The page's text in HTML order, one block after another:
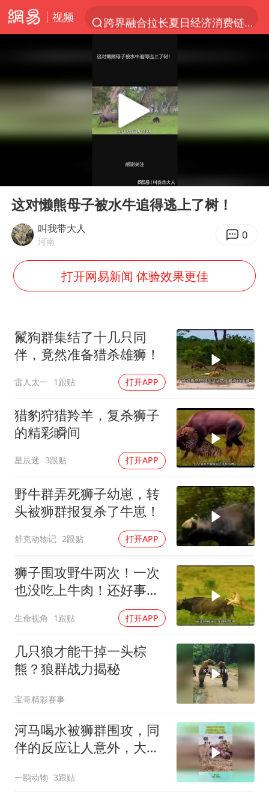
视频
2026年7月份居民消费价格同比上涨0.5%
伯克希尔净买入约200亿美元股票
“伊斯兰版北约”出现
曝美下令调查弹药库存信息遭泄露事件
上海大部迎大暴雨
以军士兵把枪口对准中国记者
方桃子代言广告视频已下架
白海豚在海上打了个结
构建更高水平的全民健身公共服务体系
Play
这对懒熊母子被水牛追得逃上了树！
叫我带大人
河南 0
打开网易新闻 体验效果更佳
鬣狗群集结了十几只同
伴，竟然准备猎杀雄狮！
雷人太一 1跟贴 打开APP
猎豹狩猎羚羊，复杀狮子
的精彩瞬间
星辰迷 3跟贴 打开APP
野牛群弄死狮子幼崽，转
头被狮群报复杀了牛崽！
舒克动物记 2跟贴 打开APP
狮子围攻野牛两次！一次
也没吃上牛肉！还好事不
生命视角 1跟贴 打开APP
几只狼才能干掉一头棕
熊？狼群战力揭秘
宝哥精彩赛事
河马喝水被狮群围攻，同
伴的反应让人意外，大自
一鹞动物 3跟贴